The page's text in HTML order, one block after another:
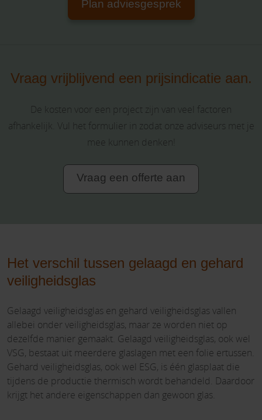
Plan adviesgesprek
Vraag vrijblijvend een prijsindicatie aan.
De kosten voor een project zijn van veel factoren
afhankelijk. Vul het formulier in zodat onze adviseurs met je
mee kunnen denken!
Vraag een offerte aan
Het verschil tussen gelaagd en gehard
veiligheidsglas
Gelaagd veiligheidsglas en gehard veiligheidsglas vallen
allebei onder veiligheidsglas, maar ze worden niet op
dezelfde manier gemaakt. Gelaagd veiligheidsglas, ook wel
VSG, bestaat uit meerdere glaslagen met een folie ertussen.
Gehard veiligheidsglas, ook wel ESG, is één glasplaat die
tijdens de productie thermisch wordt behandeld. Daardoor
krijgt het andere eigenschappen dan gewoon glas.